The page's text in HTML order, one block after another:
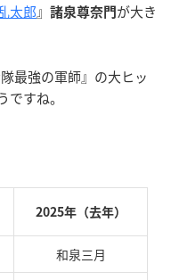
太郎』 諸泉尊奈門 が大き
最強の軍師』の大ヒッ
すね。
2025年（去年）
和泉三月